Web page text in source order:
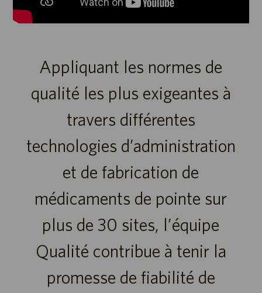
Appliquant les normes de
qualité les plus exigeantes à
travers différentes
technologies d’administration
et de fabrication de
médicaments de pointe sur
plus de 30 sites, l’équipe
Qualité contribue à tenir la
promesse de fiabilité de